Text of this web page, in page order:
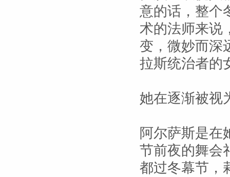
意的话，整个
术的法师来说
变，微妙而深
拉斯统治者的
她在逐渐被视
阿尔萨斯是在
节前夜的舞会
都过冬幕节，